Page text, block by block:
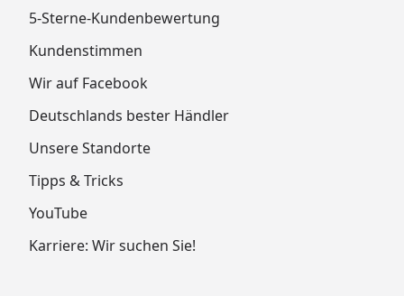
5-Sterne-Kundenbewertung
Kundenstimmen
Wir auf Facebook
Deutschlands bester Händler
Unsere Standorte
Tipps & Tricks
YouTube
Karriere: Wir suchen Sie!